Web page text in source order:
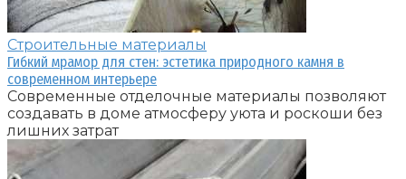
Строительные материалы
Гибкий мрамор для стен: эстетика природного камня в
современном интерьере
Современные отделочные материалы позволяют
создавать в доме атмосферу уюта и роскоши без
лишних затрат